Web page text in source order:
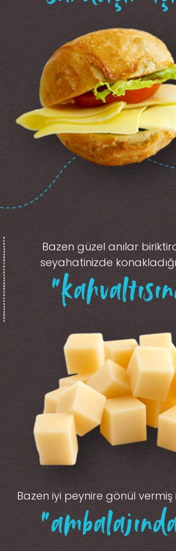
Bazen güzel anılar
seyahatinizde
Bazen iyi peynire gönül vermiş